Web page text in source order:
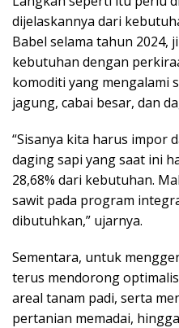
dijelaskannya dari
Babel selama tahun 2024,
kebutuhan dengan
komoditi yang mengalami
jagung, cabai besar, dan
“Sisanya kita harus impor
daging sapi yang saat ini
28,68% dari kebutuhan.
sawit pada program
dibutuhkan,” ujarnya.
Sementara, untuk
terus mendorong
areal tanam padi, serta
pertanian memadai,